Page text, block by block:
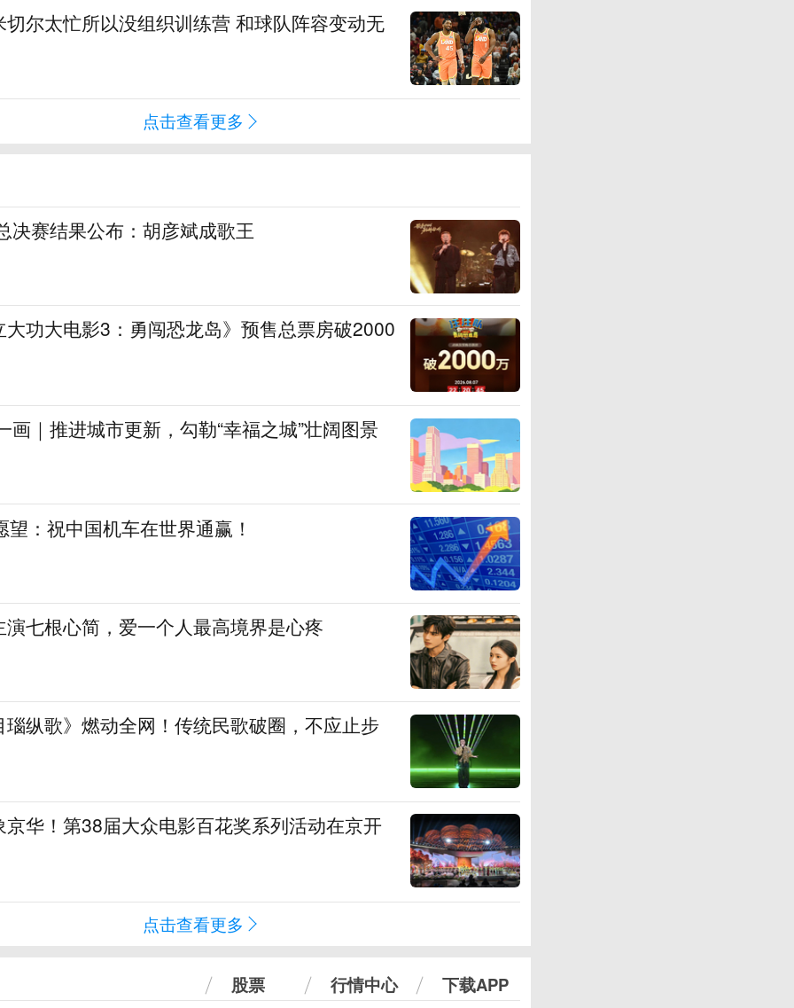
尔太忙所以没组织训练营 和球队阵容变动无
点击查看更多
决赛结果公布：胡彦斌成歌王
功大电影3：勇闯恐龙岛》预售总票房破2000
画｜推进城市更新，勾勒“幸福之城”壮阔图景
：祝中国机车在世界通赢！
七根心简，爱一个人最高境界是心疼
纵歌》燃动全网！传统民歌破圈，不应止步
华！第38届大众电影百花奖系列活动在京开
点击查看更多
股票 行情中心 下载APP